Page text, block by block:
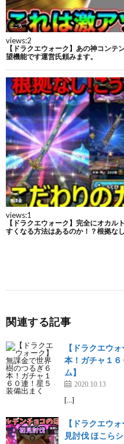
関連する記事
【ドラクエウ
本！ガチャ１
ム】
2020.10.13
[…]
【ドラクエウ
見討伐 ほこら